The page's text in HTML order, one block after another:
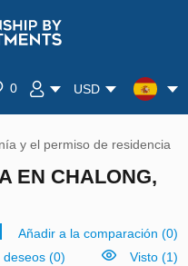
0 USD
y el permiso de residencia
EN CHALONG,
Añadir a la comparación (0)
deseos(0)
Visto (1)